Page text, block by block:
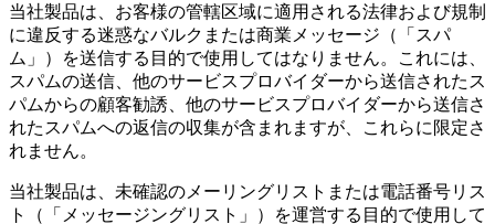
当社製品は、お客様の管轄区域に適用される法律および規制
に違反する迷惑なバルクまたは商業メッセージ（「スパ
ム」）を送信する目的で使用してはなりません。これには、
スパムの送信、他のサービスプロバイダーから送信されたス
パムからの顧客勧誘、他のサービスプロバイダーから送信さ
れたスパムへの返信の収集が含まれますが、これらに限定さ
れません。
当社製品は、未確認のメーリングリストまたは電話番号リス
ト（「メッセージングリスト」）を運営する目的で使用して